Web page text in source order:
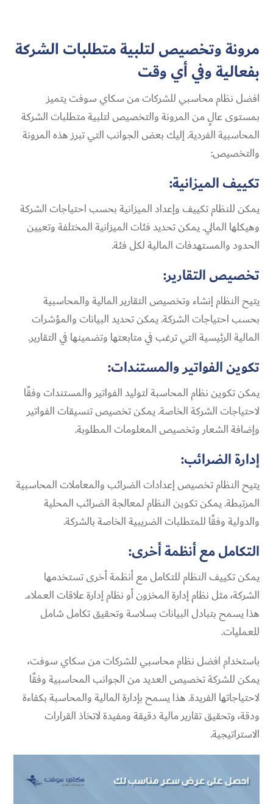
مرونة وتخصيص لتلبية متطلبات الشركة
بفعالية وفي أي وقت
افضل نظام محاسبي للشركات من سكاي سوفت يتميز
بمستوى عالٍ من المرونة والتخصيص لتلبية متطلبات الشركة
المحاسبية الفردية. إليك بعض الجوانب التي تبرز هذه المرونة
والتخصيص:
تكييف الميزانية:
يمكن للنظام تكييف وإعداد الميزانية بحسب احتياجات الشركة
وهيكلها المالي. يمكن تحديد فئات الميزانية المختلفة وتعيين
الحدود والمستهدفات المالية لكل فئة.
تخصيص التقارير:
يتيح النظام إنشاء وتخصيص التقارير المالية والمحاسبية
بحسب احتياجات الشركة. يمكن تحديد البيانات والمؤشرات
المالية الرئيسية التي ترغب في متابعتها وتضمينها في التقارير.
تكوين الفواتير والمستندات:
يمكن تكوين نظام المحاسبة لتوليد الفواتير والمستندات وفقًا
لاحتياجات الشركة الخاصة. يمكن تخصيص تنسيقات الفواتير
وإضافة الشعار وتخصيص المعلومات المطلوبة.
إدارة الضرائب:
يتيح النظام تخصيص إعدادات الضرائب والمعاملات المحاسبية
المرتبطة. يمكن تكوين النظام لمعالجة الضرائب المحلية
والدولية وفقًا للمتطلبات الضريبية الخاصة بالشركة.
التكامل مع أنظمة أخرى:
يمكن تكييف النظام للتكامل مع أنظمة أخرى تستخدمها
الشركة، مثل نظام إدارة المخزون أو نظام إدارة علاقات العملاء.
هذا يسمح بتبادل البيانات بسلاسة وتحقيق تكامل شامل
للعمليات.
باستخدام افضل نظام محاسبي للشركات من سكاي سوفت،
يمكن للشركة تخصيص العديد من الجوانب المحاسبية وفقًا
لاحتياجاتها الفريدة. هذا يسمح بإدارة المالية والمحاسبة بكفاءة
ودقة، وتحقيق تقارير مالية دقيقة ومفيدة لاتخاذ القرارات
الاستراتيجية.